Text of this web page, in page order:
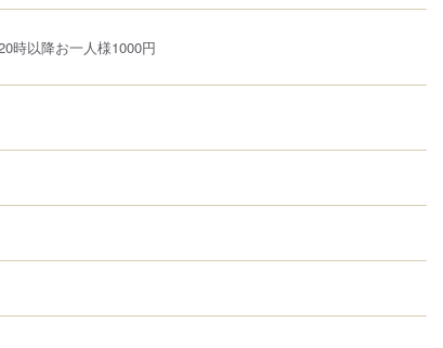
時以降お一人様1000円